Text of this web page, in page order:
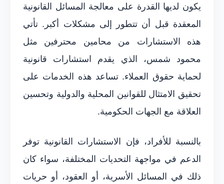
يكون لديها القدرة على معالجة المسائل القانونية
المعقدة قبل أن تتطور إلى مشكلات أكبر. تأتي
هذه الاستشارات من محامين محترفين مثل
محمود شمس، الذي يقدم استشارات قانونية
لحماية حقوق العملاء. تساعد هذه الخدمات على
تحقيق الامتثال للقوانين المحلية والدولية وتحسين
العلاقة مع الجهات الحكومية.
بالنسبة للأفراد، فإن الاستشارات القانونية توفر
الدعم في مواجهة التحديات المختلفة، سواء كان
ذلك في المسائل الأسرية، أو العقود، أو حريات